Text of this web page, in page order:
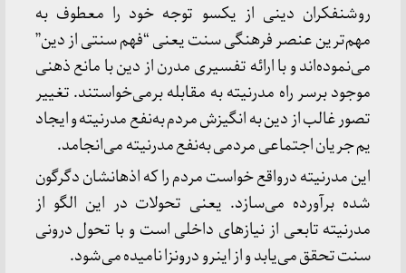
روشنفکران دینی از یکسو توجه خود را معطوف به
مهم‌ترین عنصر فرهنگی سنت یعنی “فهم سنتی از دین”
می‌نموده‌اند و با ارائه تفسیری مدرن از دین با مانع ذهنی
موجود برسر راه مدرنیته به مقابله برمی‌خواستند. تغییر
تصور غالب از دین به انگیزش مردم به‌نفع مدرنیته و ایجاد
یم جریان اجتماعی مردمی به‌نفع مدرنیته می‌انجامد.
این مدرنیته درواقع خواست مردم را که اذهانشان دگرگون
شده برآورده می‌سازد. یعنی تحولات در این الگو از
مدرنیته تابعی از نیازهای داخلی است و با تحول درونی
سنت تحقق می‌یابد و از اینرو درونزا نامیده می‌شود.